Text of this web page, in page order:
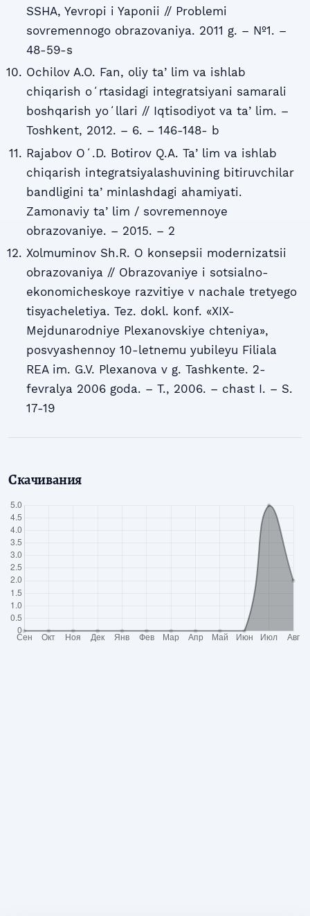
SSHA, Yevropi i Yaponii // Problemi
sovremennogo obrazovaniya. 2011 g. – №1. –
48-59-s
Ochilov A.O. Fan, oliy taʼlim va ishlab
chiqarish oʻrtasidagi integratsiyani samarali
boshqarish yoʻllari // Iqtisodiyot va taʼlim. –
Toshkent, 2012. – 6. – 146-148- b
Rajabov Oʻ.D. Botirov Q.A. Taʼlim va ishlab
chiqarish integratsiyalashuvining bitiruvchilar
bandligini taʼminlashdagi ahamiyati.
Zamonaviy taʼlim / sovremennoye
obrazovaniye. – 2015. – 2
Xolmuminov Sh.R. O konsepsii modernizatsii
obrazovaniya // Obrazovaniye i sotsialno-
ekonomicheskoye razvitiye v nachale tretyego
tisyacheletiya. Tez. dokl. konf. «XIX-
Mejdunarodniye Plexanovskiye chteniya»,
posvyashennoy 10-letnemu yubileyu Filiala
REA im. G.V. Plexanova v g. Tashkente. 2-
fevralya 2006 goda. – T., 2006. – chast I. – S.
17-19
Скачивания